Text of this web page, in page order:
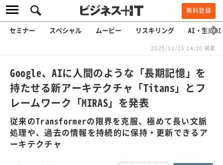
無料登録
セミナー スペシャル ムービー リスキリング AI・生成AI
2025/12/15 14:10 掲載
Google、AIに人間のような「長期記憶」を
持たせる新アーキテクチャ「Titans」とフ
レームワーク「MIRAS」を発表
従来のTransformerの限界を克服、極めて長い文脈
処理や、過去の情報を持続的に保持・更新できるア
ーキテクチャ